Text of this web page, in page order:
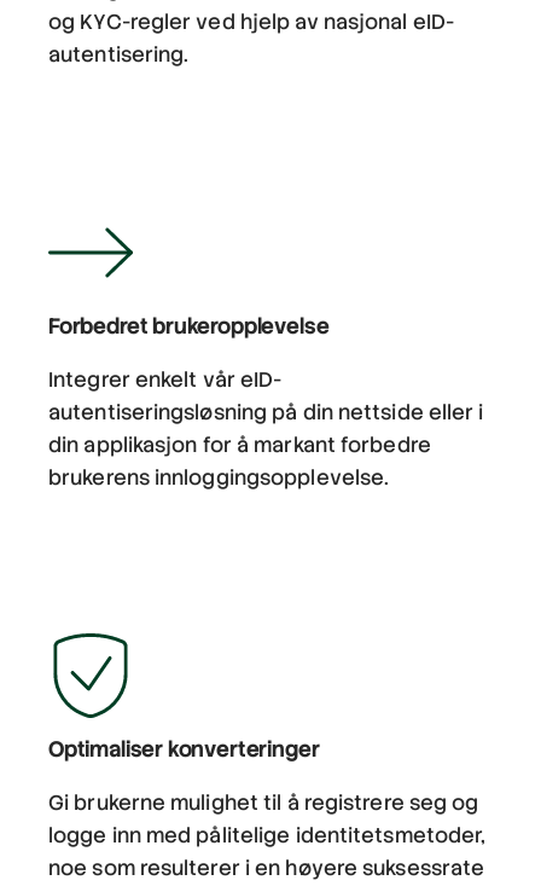
og KYC-regler ved hjelp av nasjonal eID-
autentisering.
Forbedret brukeropplevelse
Integrer enkelt vår eID-
autentiseringsløsning på din nettside eller i
din applikasjon for å markant forbedre
brukerens innloggingsopplevelse.
Optimaliser konverteringer
Gi brukerne mulighet til å registrere seg og
logge inn med pålitelige identitetsmetoder,
noe som resulterer i en høyere suksessrate